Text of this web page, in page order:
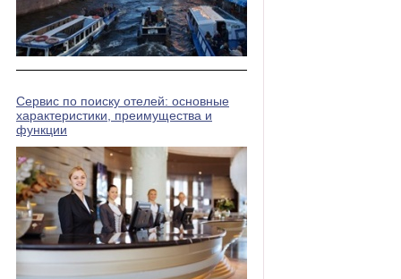
Сервис по поиску отелей: основные
характеристики, преимущества и
функции